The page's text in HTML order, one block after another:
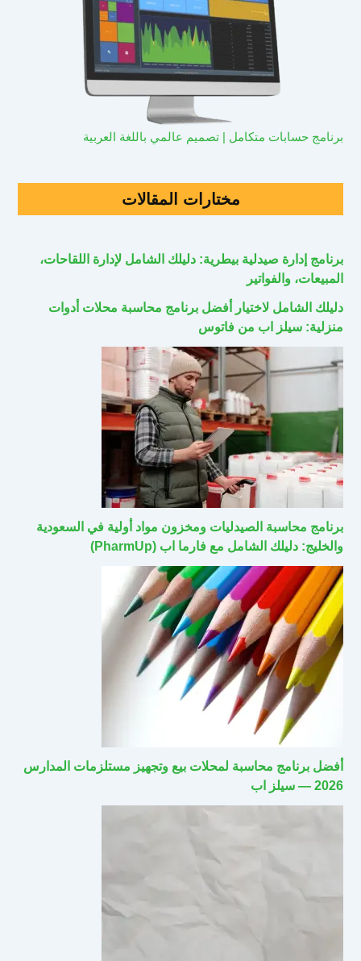
برنامج حسابات متكامل | تصميم عالمي باللغة العربية
مختارات المقالات
برنامج إدارة صيدلية بيطرية: دليلك الشامل لإدارة اللقاحات،
المبيعات، والفواتير
دليلك الشامل لاختيار أفضل برنامج محاسبة محلات أدوات
منزلية: سيلز اب من فاتوس
برنامج محاسبة الصيدليات ومخزون مواد أولية في السعودية
والخليج: دليلك الشامل مع فارما اب (PharmUp)
أفضل برنامج محاسبة لمحلات بيع وتجهيز مستلزمات المدارس
2026 — سيلز اب